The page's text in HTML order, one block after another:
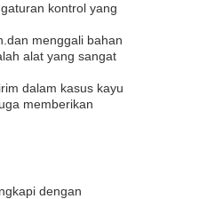
kontrol yang
menggali bahan
alat yang sangat
dalam kasus kayu
memberikan
dengan